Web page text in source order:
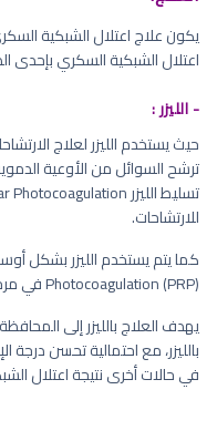
يكون علاج اعتلال الشبكية
اعتلال الشبكية السكري بإحدى
- الليزر :
حيث يستخدم الليزر لعلاج
ترشح السوائل من الأوعية
للارتشاحات.
Photocoagulation (PRP) في مرحلة ظهور الأوعية الدموية.
يهدف العلاج بالليزر إلى
بالليزر، مع احتمالية تحسن
في حالات أخرى نتيجة اعتلال